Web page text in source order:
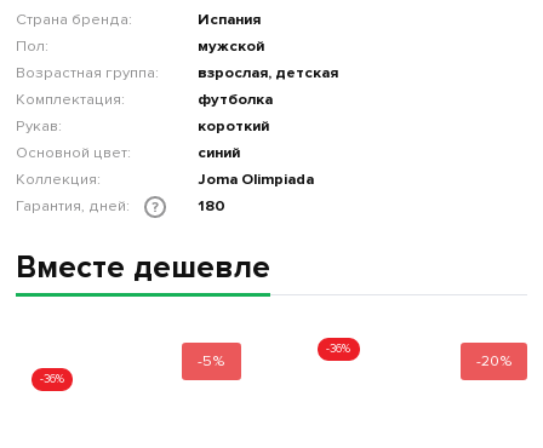
Страна бренда:
Испания
Пол:
мужской
Возрастная группа:
взрослая, детская
Комплектация:
футболка
Рукав:
короткий
Основной цвет:
синий
Коллекция:
Joma Olimpiada
Гарантия, дней:
? 180
Вместе дешевле
-5%
-36%
-20%
-36%